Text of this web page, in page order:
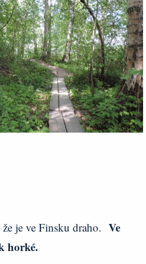
je ve Finsku draho. Ve
horké.